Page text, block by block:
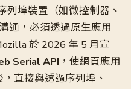
列埠裝置（如微控制器、
通，必須透過原生應用
於 2026 年 5 月宣
Serial API ，使網頁應用
直接與透過序列埠、